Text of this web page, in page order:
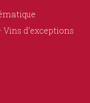
d’exceptions